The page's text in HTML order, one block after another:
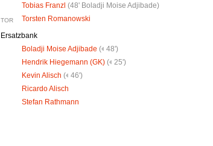
Tobias Franzl (48' Boladji Moise Adjibade)
TOR
Torsten Romanowski
Ersatzbank
Boladji Moise Adjibade ( 48')
Hendrik Hiegemann (GK) ( 25')
Kevin Alisch ( 46')
Ricardo Alisch
Stefan Rathmann